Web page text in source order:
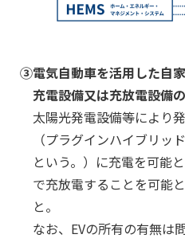
③電気自動車を活用した自
充電設備又は充放電設備
太陽光発電設備等により
（プラグインハイブリッ
という。）に充電を可能
で充放電することを可能
と。
なお、EVの所有の有無は